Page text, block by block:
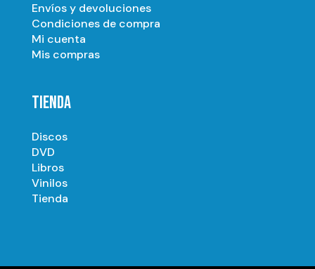
Envíos y devoluciones
Condiciones de compra
Mi cuenta
Mis compras
TIENDA
Discos
DVD
Libros
Vinilos
Tienda